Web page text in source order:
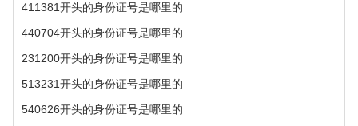
411381开头的身份证号是哪里的
440704开头的身份证号是哪里的
231200开头的身份证号是哪里的
513231开头的身份证号是哪里的
540626开头的身份证号是哪里的